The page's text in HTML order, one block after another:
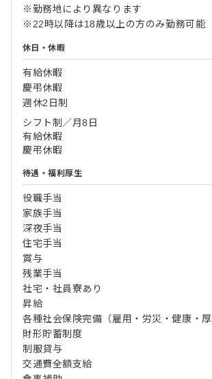
※勤務地により異なります
※22時以降は18歳以上の方のみ勤務可能
休日・休暇
有給休暇
慶弔休暇
週休2日制
シフト制／月8日
有給休暇
慶弔休暇
待遇・福利厚生
役職手当
家族手当
深夜手当
住宅手当
賞与
残業手当
社宅・社員寮あり
昇給
各種社会保険完備（雇用・労災・健康・厚
財形貯蓄制度
制服貸与
交通費全額支給